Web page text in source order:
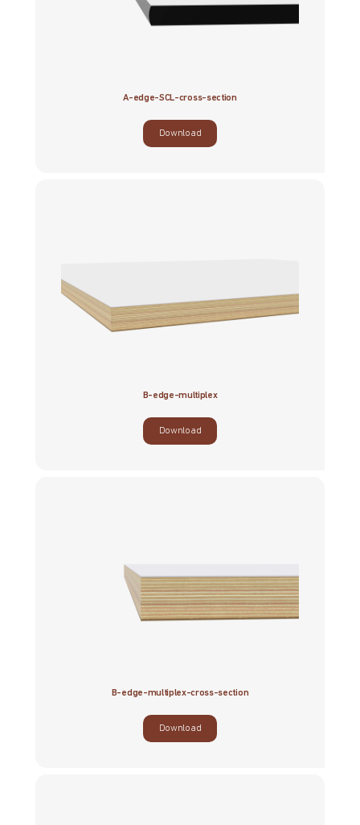
A-edge-SCL-cross-section
Download
B-edge-multiplex
Download
B-edge-multiplex-cross-section
Download